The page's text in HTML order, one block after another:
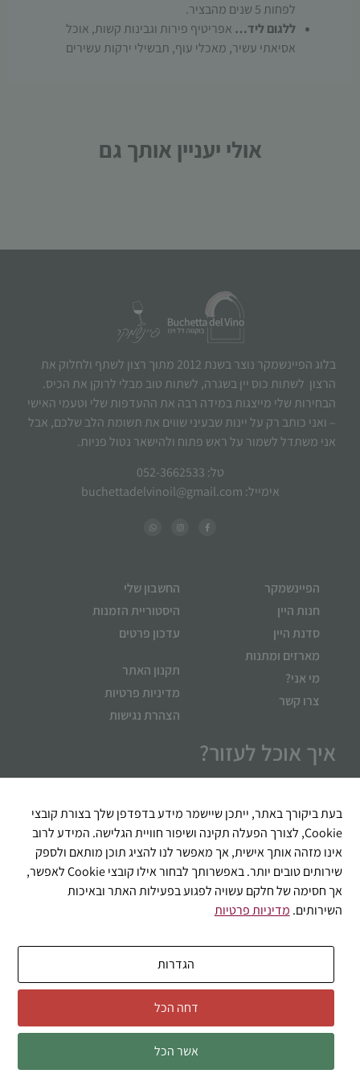
לפחות 5 שנים מהבציר.
ללגום ליד… אפריטיף פירות וגבינות קשות, אוכל
אסיאתי עשיר, מאכלי עוף, תבשילי ירקות עשירים
אולי יעניין אותך גם
בלוג הפיינשמקר נוצר בשנת 2012 מתוך רצון לשתף ולחלוק את
הרצון לשתות כוס יין בשגרה, לשתות טוב מבלי לרוקן את הכיס.
הבחירות שלי מייצגות במידה רבה את ההעדפות שלי וטעמי האישי
– ואני כותב רק על יינות שבעיני שווים את תשומת הלב שלכם, אבל
אני משתדל לשמור על ראש פתוח ולהישאר נטול פניות.
טל: 052-3662533
אימייל: buchettadelvinoil@gmail.com
הפיינשמקר
חנות היין
סדנת היין
מארזים ומתנות
מי אני?
צרו קשר
החשבון שלי
היסטוריית הזמנות
עדכון פרטים
תקנון האתר
מדיניות פרטיות
הצהרת נגישות
איך אוכל לעזור?
שליחה
Developed by ICDigit
בעת ביקורך באתר, ייתכן שיישמר מידע בדפדפן שלך בצורת קובצי
Cookie, לצורך הפעלה תקינה ושיפור חוויית הגלישה. המידע לרוב
אינו מזהה אותך אישית, אך מאפשר לנו להציג תוכן מותאם ולספק
שירותים טובים יותר. באפשרותך לבחור אילו קובצי Cookie לאפשר,
אך חסימה של חלקם עשויה לפגוע בפעילות האתר ובאיכות
השירותים. מדיניות פרטיות
הגדרות
דחה הכל
אשר הכל